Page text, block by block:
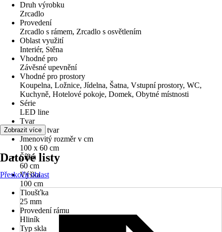
Druh výrobku
Zrcadlo
Provedení
Zrcadlo s rámem, Zrcadlo s osvětlením
Oblast využití
Interiér, Stěna
Vhodné pro
Závěsné upevnění
Vhodné pro prostory
Koupelna, Ložnice, Jídelna, Šatna, Vstupní prostory, WC,
Kuchyně, Hotelové pokoje, Domek, Obytné místnosti
Série
LED line
Tvar
Zvláštní tvar
Jmenovitý rozměr v cm
100 x 60 cm
Šířka
60 cm
Výška
100 cm
Tloušťka
25 mm
Provedení rámu
Hliník
Typ skla
Zobrazit více
Datové listy
Přeskočit oblast